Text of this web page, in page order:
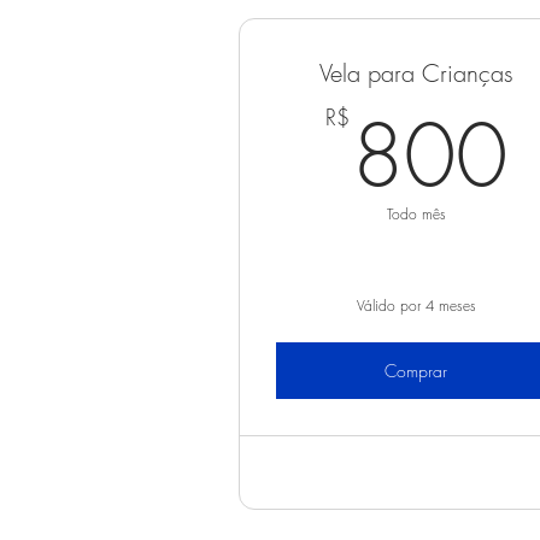
Vela para Crianças
R$ 800
Todo mês
Válido por 4 meses
Comprar